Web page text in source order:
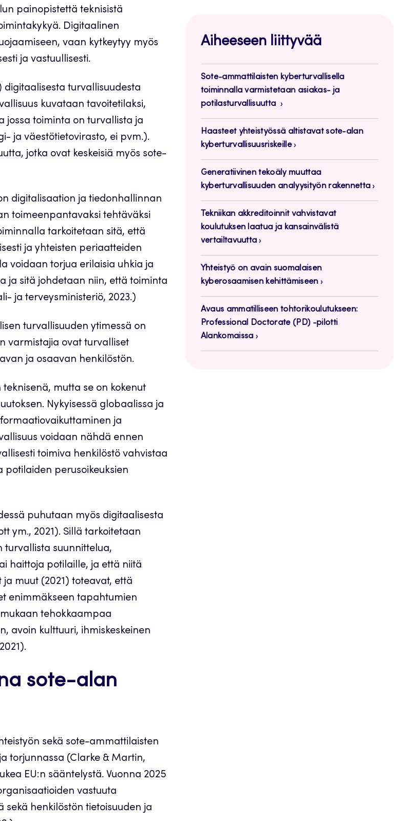
painopistettä teknisistä
Digitaalinen
vaan kytkeytyy myös
ja vastuullisesti.
turvallisuudesta
kuvataan tavoitetilaksi,
jossa toiminta on turvallista ja
ja väestötietovirasto, ei pvm.).
jotka ovat keskeisiä myös sote-
digitalisaation ja tiedonhallinnan
toimeenpantavaksi tehtäväksi
tarkoitetaan sitä, että
ja yhteisten periaatteiden
voidaan torjua erilaisia uhkia ja
ja sitä johdetaan niin, että toiminta
ja terveysministeriö, 2023.)
turvallisuuden ytimessä on
varmistajia ovat turvalliset
ja osaavan henkilöstön.
mutta se on kokenut
Nykyisessä globaalissa ja
ja
voidaan nähdä ennen
toimiva henkilöstö vahvistaa
potilaiden perusoikeuksien
puhutaan myös digitaalisesta
ym., 2021). Sillä tarkoitetaan
turvallista suunnittelua,
haittoja potilaille, ja että niitä
muut (2021) toteavat, että
enimmäkseen tapahtumien
tehokkaampaa
avoin kulttuuri, ihmiskeskeinen
sote-alan
sekä sote-ammattilaisten
torjunnassa (Clarke & Martin,
EU:n sääntelystä. Vuonna 2025
vastuuta
sekä henkilöstön tietoisuuden ja
Aiheeseen liittyvää
Sote-ammattilaisten kyberturvallisella
toiminnalla varmistetaan asiakas- ja
potilasturvallisuutta
Haasteet yhteistyössä altistavat sote-alan
kyberturvallisuusriskeille
Generatiivinen tekoäly muuttaa
kyberturvallisuuden analyysityön rakennetta
Tekniikan akkreditoinnit vahvistavat
koulutuksen laatua ja kansainvälistä
vertailtavuutta
Yhteistyö on avain suomalaisen
kyberosaamisen kehittämiseen
Avaus ammatilliseen tohtorikoulutukseen:
Professional Doctorate (PD) -pilotti
Alankomaissa